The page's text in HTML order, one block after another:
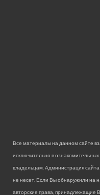
Все материалы на данном сайте
исключительно в
владельцам. Администрация
не несет. Если Вы обнаружили на
авторские права, принадлежащие